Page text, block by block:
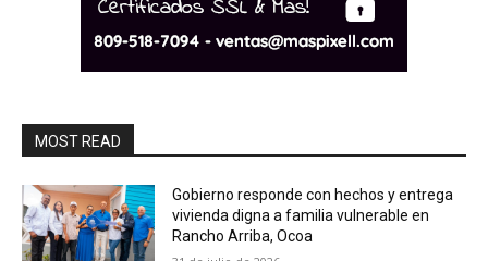
MOST READ
Gobierno responde con hechos y entrega
vivienda digna a familia vulnerable en
Rancho Arriba, Ocoa